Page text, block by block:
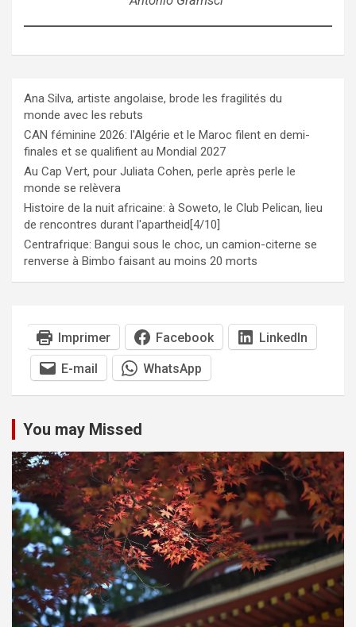
Ana Silva, artiste angolaise, brode les fragilités du
monde avec les rebuts
CAN féminine 2026: l'Algérie et le Maroc filent en demi-
finales et se qualifient au Mondial 2027
Au Cap Vert, pour Juliata Cohen, perle après perle le
monde se relèvera
Histoire de la nuit africaine: à Soweto, le Club Pelican, lieu
de rencontres durant l'apartheid[4/10]
Centrafrique: Bangui sous le choc, un camion-citerne se
renverse à Bimbo faisant au moins 20 morts
Imprimer Facebook LinkedIn
E-mail WhatsApp
You may Missed